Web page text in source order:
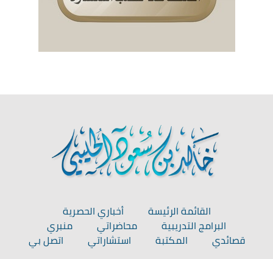
القائمة الرئيسة
أخباري الحصرية
البرامج التدريبية
محاضراتي
منبري
قصائدي
المكتبة استشاراتي اتصل بي